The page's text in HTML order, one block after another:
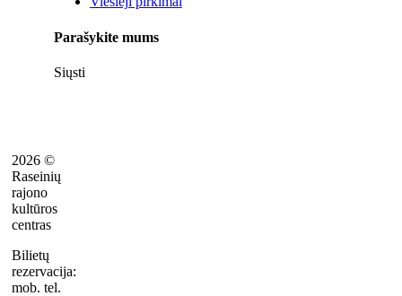
Parašykite mums
Siųsti
2026 ©
Raseinių
rajono
kultūros
centras
Bilietų
rezervacija:
mob. tel.